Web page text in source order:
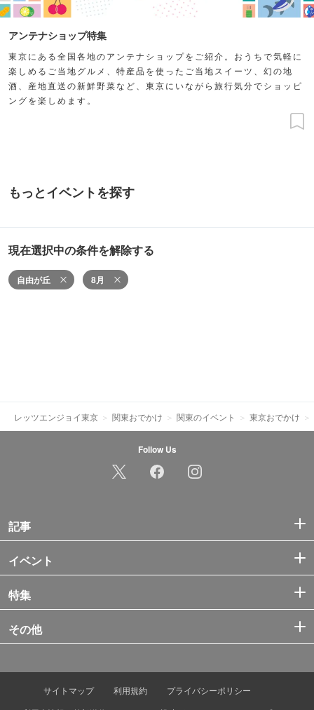
アンテナショップ特集
東京にある全国各地のアンテナショップをご紹介。おうちで気軽に
楽しめるご当地グルメ、特産品を使ったご当地スイーツ、幻の地
酒、産地直送の新鮮野菜など、東京にいながら旅行気分でショッピ
ングを楽しめます。
もっとイベントを探す
現在選択中の条件を解除する
自由が丘 8月
レッツエンジョイ東京 関東おでかけ 関東のイベント 東京おでかけ
Follow Us
記事
イベント
特集
その他
サイトマップ 利用規約
プライバシーポリシー